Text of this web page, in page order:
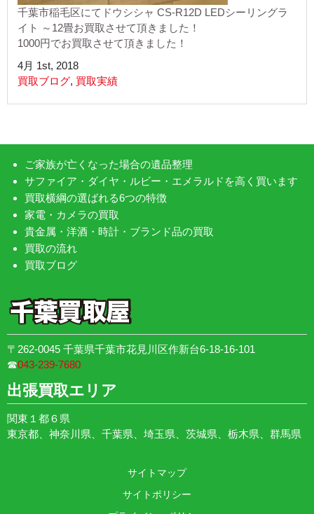
千葉市稲毛区にてドウシシャ CS-R12D LEDシーリングラ
イト ～12畳お買取させて頂きました！
1000円でお買取させて頂きました！
4月 1st, 2018
買取ブログ, 買取実績
ご家族が亡くなった場合の遺品整理
サファイア・ダイヤ・ルビー・エメラルドを高く買います
買取横綱の選ばれる6つの特徴
家電・カメラの買取
貴金属・洋酒・時計・ブランド品の買取
買取の流れ
買取ブログ
〒262-0045 千葉県千葉市花見川区作新台6-18-16-101
☎︎043-239-7680
出張買取エリア
関東１都６県
東京都、神奈川県、千葉県、埼玉県、茨城県、栃木県、群馬県
サイトマップ
サイトポリシー